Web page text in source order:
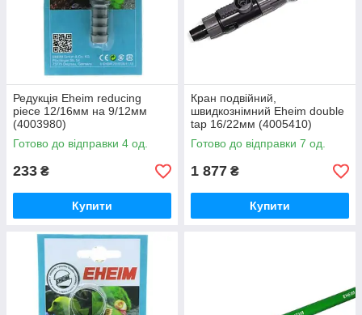
Редукція Eheim reducing
piece 12/16мм на 9/12мм
(4003980)
Готово до відправки 4 од.
233 ₴
Купити
Кран подвійний,
швидкознімний Eheim double
tap 16/22мм (4005410)
Готово до відправки 7 од.
1 877 ₴
Купити